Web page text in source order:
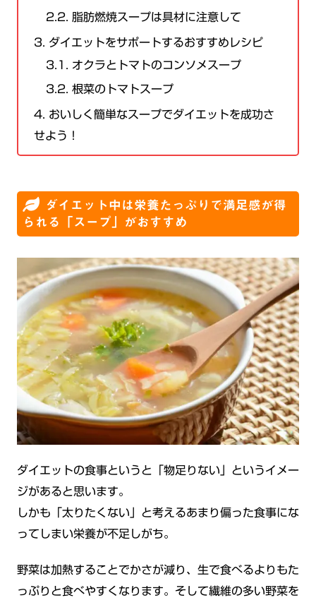
2.2. 脂肪燃焼スープは具材に注意して
3.
ダイエットをサポートするおすすめレシピ
3.1.
オクラとトマトのコンソメスープ
3.2. 根菜のトマトスープ
4.
おいしく簡単なスープでダイエットを成功さ
せよう！
ダイエット中は栄養たっぷりで満足感が得
られる「スープ」がおすすめ
ダイエットの食事というと「物足りない」というイメー
ジがあると思います。
しかも「太りたくない」と考えるあまり偏った食事にな
ってしまい栄養が不足しがち。
野菜は加熱することでかさが減り、生で食べるよりもた
っぷりと食べやすくなります。そして繊維の多い野菜を